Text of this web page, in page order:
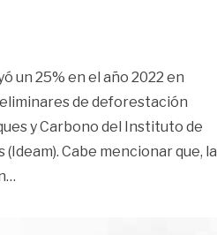
un 25% en el año 2022 en
de deforestación
y Carbono del Instituto de
Cabe mencionar que, la
…